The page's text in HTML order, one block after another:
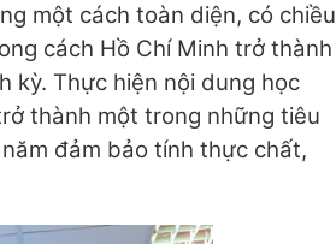
một cách toàn diện, có chiều
cách Hồ Chí Minh trở thành
kỳ. Thực hiện nội dung học
thành một trong những tiêu
đảm bảo tính thực chất,